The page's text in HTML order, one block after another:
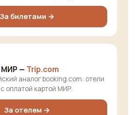
За билетами →
МИР — Trip.com
аналог booking.com: отели
оплатой картой МИР.
За отелем →